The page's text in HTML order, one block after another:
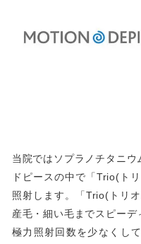
当院ではソプラノチタニ
ドピースの中で「Trio(ト
照射します。「Trio(トリ
産毛・細い毛までスピーデ
極力照射回数を少なくし